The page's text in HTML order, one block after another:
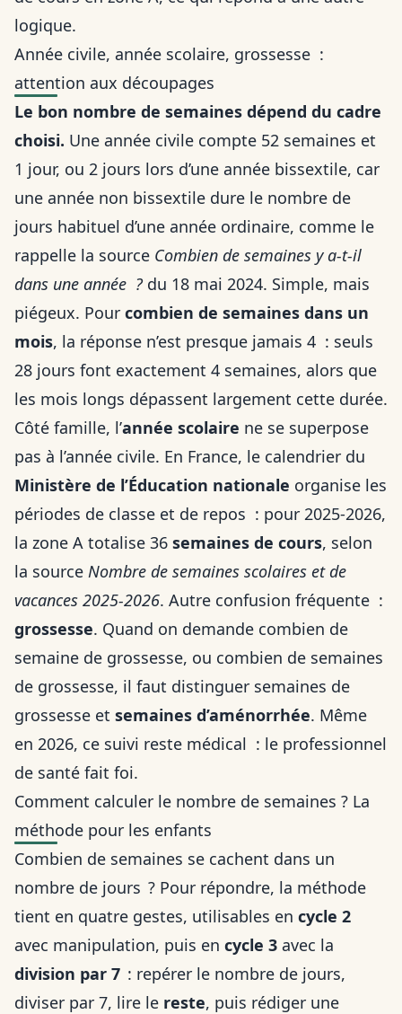
logique.
Année civile, année scolaire, grossesse :
attention aux découpages
Le bon nombre de semaines dépend du cadre
choisi. Une année civile compte 52 semaines et
1 jour, ou 2 jours lors d’une année bissextile, car
une année non bissextile dure le nombre de
jours habituel d’une année ordinaire, comme le
rappelle la source Combien de semaines y a-t-il
dans une année ?du 18 mai 2024. Simple, mais
piégeux. Pour combien de semaines dans un
mois, la réponse n’est presque jamais 4 : seuls
28 jours font exactement 4 semaines, alors que
les mois longs dépassent largement cette durée.
Côté famille, l’année scolaire ne se superpose
pas à l’année civile. En France, le calendrier du
Ministère de l’Éducation nationale organise les
périodes de classe et de repos : pour 2025-2026,
la zone A totalise 36 semaines de cours, selon
la source Nombre de semaines scolaires et de
vacances 2025-2026. Autre confusion fréquente :
grossesse. Quand on demande combien de
semaine de grossesse, ou combien de semaines
de grossesse, il faut distinguer semaines de
grossesse et semaines d’aménorrhée. Même
en 2026, ce suivi reste médical : le professionnel
de santé fait foi.
Comment calculer le nombre de semaines ? La
méthode pour les enfants
Combien de semaines se cachent dans un
nombre de jours ? Pour répondre, la méthode
tient en quatre gestes, utilisables en cycle 2
avec manipulation, puis en cycle 3 avec la
division par 7 : repérer le nombre de jours,
diviser par 7, lire le reste, puis rédiger une